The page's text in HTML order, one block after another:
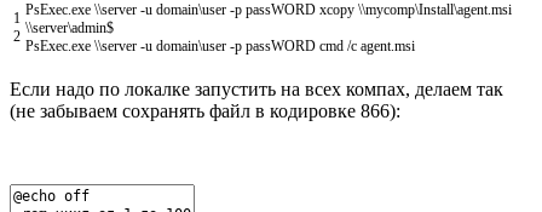
1
2
PsExec.exe \\server -u domain\user -p passWORD xcopy \\mycomp\Install\agent.msi
\\server\admin$
PsExec.exe \\server -u domain\user -p passWORD cmd /c agent.msi
Если надо по локалке запустить на всех компах, делаем так
(не забываем сохранять файл в кодировке 866):